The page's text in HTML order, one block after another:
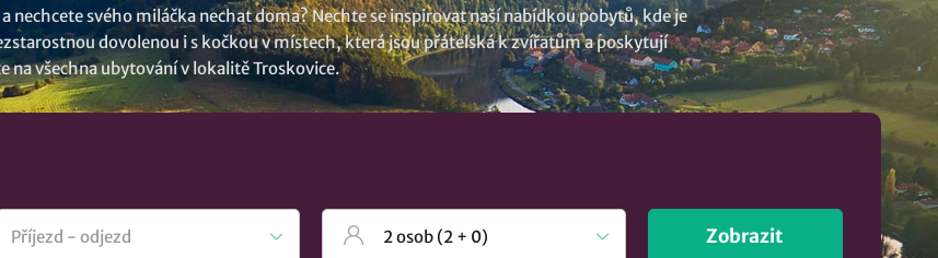
nechcete svého miláčka nechat doma? Nechte se inspirovat naší nabídkou pobytů, kde je
dovolenou i s kočkou v místech, která jsou přátelská k zvířatům a poskytují
na všechnaubytování v lokalitě Troskovice.
Zobrazit